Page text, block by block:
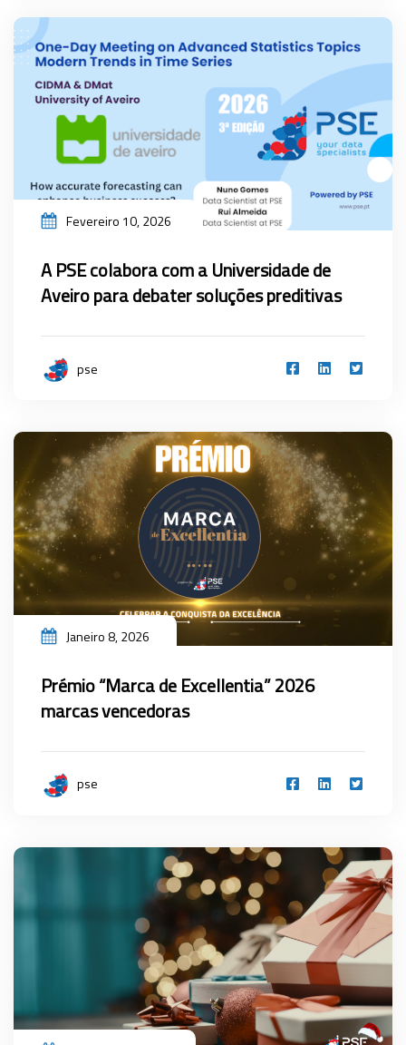
Fevereiro 10, 2026
A PSE colabora com a Universidade de
Aveiro para debater soluções preditivas
pse
Janeiro 8, 2026
Prémio “Marca de Excellentia” 2026
marcas vencedoras
pse